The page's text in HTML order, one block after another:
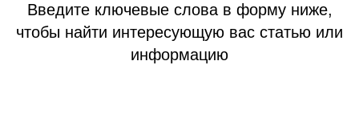
Введите ключевые слова в форму ниже,
чтобы найти интересующую вас статью или
информацию